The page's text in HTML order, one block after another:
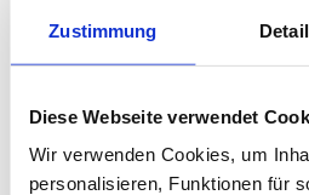
Zustimmung
Diese Webseite verwendet
Wir verwenden Cookies, um
personalisieren, Funktionen für
Kartenzahlung möglich
Wäschepakete inklusive
Viktoriastr. 3, 26757 Borkum